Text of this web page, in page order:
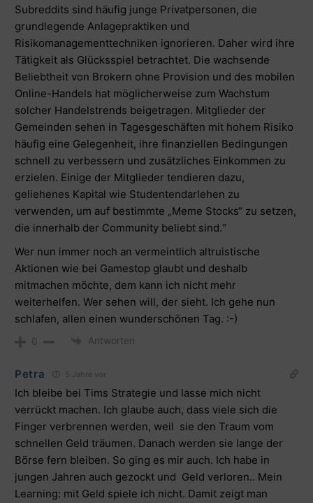
Subreddits sind häufig junge Privatpersonen, die
grundlegende Anlagepraktiken und
Risikomanagementtechniken ignorieren. Daher wird ihre
Tätigkeit als Glücksspiel betrachtet. Die wachsende
Beliebtheit von Brokern ohne Provision und des mobilen
Online-Handels hat möglicherweise zum Wachstum
solcher Handelstrends beigetragen. Mitglieder der
Gemeinden sehen in Tagesgeschäften mit hohem Risiko
häufig eine Gelegenheit, ihre finanziellen Bedingungen
schnell zu verbessern und zusätzliches Einkommen zu
erzielen. Einige der Mitglieder tendieren dazu,
geliehenes Kapital wie Studentendarlehen zu
verwenden, um auf bestimmte „Meme Stocks“ zu setzen,
die innerhalb der Community beliebt sind.“
Wer nun immer noch an vermeintlich altruistische
Aktionen wie bei Gamestop glaubt und deshalb
mitmachen möchte, dem kann ich nicht mehr
weiterhelfen. Wer sehen will, der sieht. Ich gehe nun
schlafen, allen einen wunderschönen Tag. :-)
0 Antworten
Petra 5 Jahre vor
Ich bleibe bei Tims Strategie und lasse mich nicht
verrückt machen. Ich glaube auch, dass viele sich die
Finger verbrennen werden, weil sie den Traum vom
schnellen Geld träumen. Danach werden sie lange der
Börse fern bleiben. So ging es mir auch. Ich habe in
jungen Jahren auch gezockt und Geld verloren.. Mein
Learning: mit Geld spiele ich nicht. Damit zeigt man